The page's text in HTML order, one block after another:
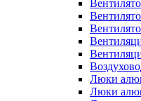
Люки
Люки